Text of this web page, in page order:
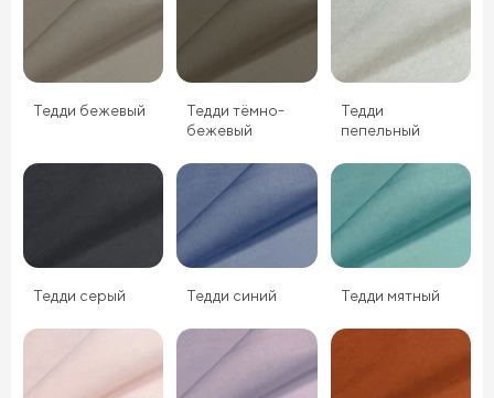
Тедди бежевый
Тедди тёмно-
бежевый
Тедди
пепельный
Тедди серый Тедди синий Тедди мятный